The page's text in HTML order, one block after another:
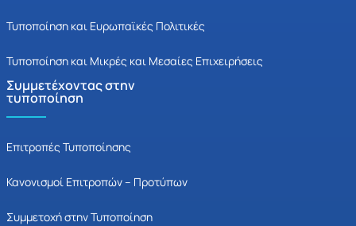
Τυποποίηση και Ευρωπαϊκές Πολιτικές
Τυποποίηση και Μικρές και Μεσαίες Επιχειρήσεις
Συμμετέχοντας στην
τυποποίηση
Επιτροπές Τυποποίησης
Κανονισμοί Επιτροπών – Προτύπων
Συμμετοχή στην Τυποποίηση